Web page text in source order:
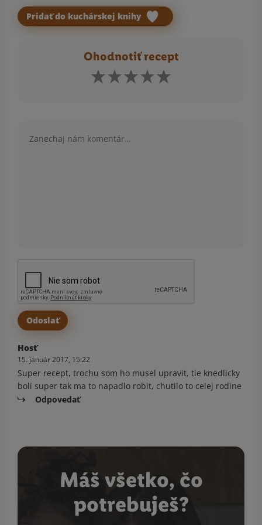
Pridať do kuchárskej knihy
Ohodnotiť recept
Hosť
15. január 2017, 15:22
Super recept, trochu som ho musel upravit, tie knedlicky
boli super tak ma to napadlo robit, chutilo to celej rodine
Odpovedať
Máš všetko, čo
potrebuješ?